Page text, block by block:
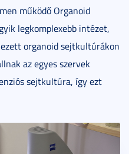
működő Organoid
legkomplexebb intézet,
organoid sejtkultúrákon
az egyes szervek
sejtkultúra, így ezt